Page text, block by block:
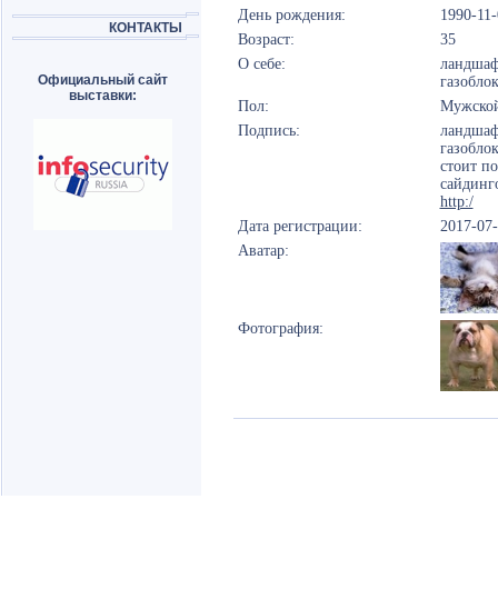
КОНТАКТЫ
Официальный сайт
выставки:
День рождения:
1990-
Возраст:
35
О себе:
Пол:
Подпись:
стоит
http:/
Дата регистрации:
2017-
Аватар:
Фотография: